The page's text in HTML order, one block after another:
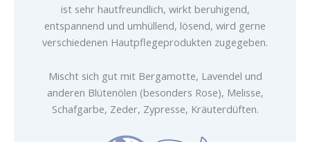
ist sehr hautfreundlich, wirkt beruhigend,
entspannend und umhüllend, lösend, wird gerne
verschiedenen Hautpflegeprodukten zugegeben.
Mischt sich gut mit Bergamotte, Lavendel und
anderen Blütenölen (besonders Rose), Melisse,
Schafgarbe, Zeder, Zypresse, Kräuterdüften.